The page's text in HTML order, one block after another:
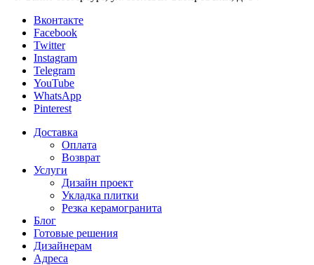
Вконтакте
Facebook
Twitter
Instagram
Telegram
YouTube
WhatsApp
Pinterest
Доставка
Оплата
Возврат
Услуги
Дизайн проект
Укладка плитки
Резка керамогранита
Блог
Готовые решения
Дизайнерам
Адреса